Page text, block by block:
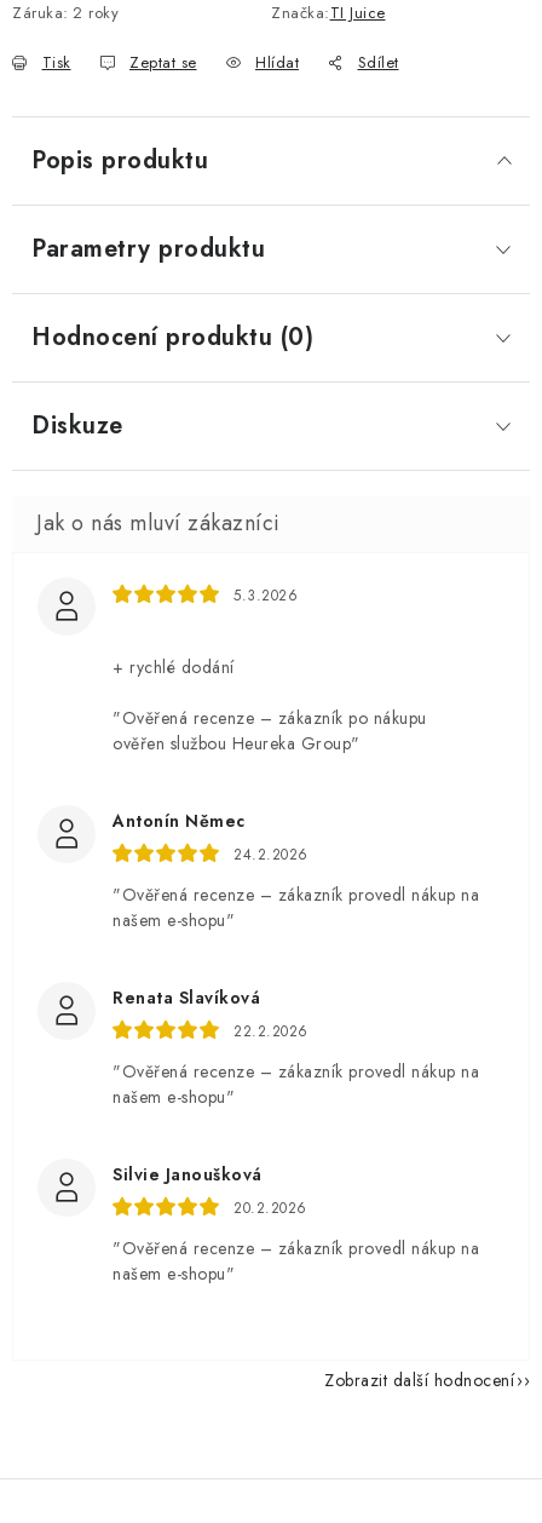
Záruka: 2 roky Značka:TI Juice
Tisk Zeptat se Hlídat Sdílet
Popis produktu
Parametry produktu
Hodnocení produktu (0)
Diskuze
5.3.2026
+ rychlé dodání
"Ověřená recenze – zákazník po nákupu
ověřen službou Heureka Group"
Antonín Němec
24.2.2026
"Ověřená recenze – zákazník provedl nákup na
našem e-shopu"
Renata Slavíková
22.2.2026
"Ověřená recenze – zákazník provedl nákup na
našem e-shopu"
Silvie Janoušková
20.2.2026
"Ověřená recenze – zákazník provedl nákup na
našem e-shopu"
Zobrazit další hodnocení